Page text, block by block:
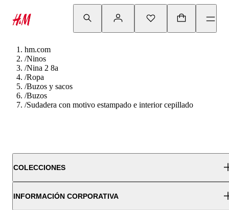
hm.com
/Ninos
/Nina 2 8a
/Ropa
/Buzos y sacos
/Buzos
/Sudadera con motivo estampado e interior cepillado
COLECCIONES
INFORMACIÓN CORPORATIVA